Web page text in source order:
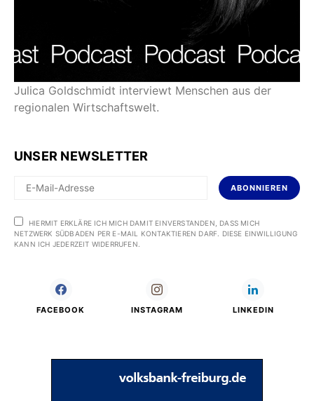
Julica Goldschmidt interviewt Menschen aus der
regionalen Wirtschaftswelt.
UNSER NEWSLETTER
ABONNIEREN
HIERMIT ERKLÄRE ICH MICH DAMIT EINVERSTANDEN, DASS MICH
NETZWERK SÜDBADEN PER E-MAIL KONTAKTIEREN DARF. DIESE EINWILLIGUNG
KANN ICH JEDERZEIT WIDERRUFEN.
FACEBOOK INSTAGRAM LINKEDIN